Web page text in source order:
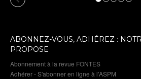
ABONNEZ-VOUS, ADHÉREZ :
PROPOSE
Abonnement à la revue FONTES
Adhérer - S'abonner en ligne à l'ASPM